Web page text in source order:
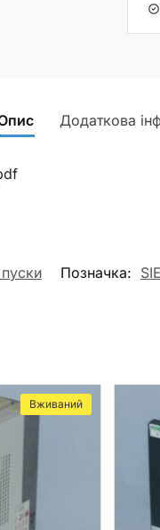
Додаткова
Позначка:
Вживаний